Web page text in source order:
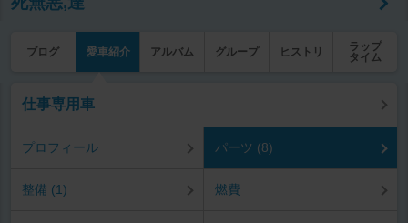
ブログ 愛車紹介 アルバム グループ ヒストリ
ラップ
タイム
仕事専用車
プロフィール パーツ (8)
整備 (1) 燃費